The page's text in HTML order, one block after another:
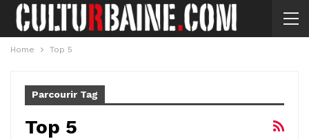
Home Top 5
Parcourir Tag
Top 5